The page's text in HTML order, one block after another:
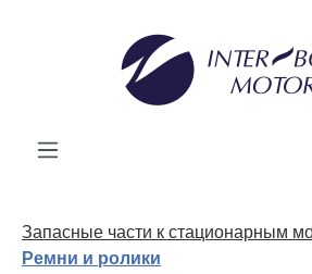
Запасные части к стационарным
Ремни и ролики